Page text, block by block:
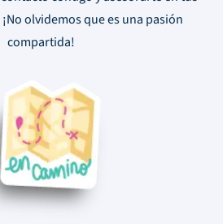
olvidemos que es una pasión
compartida!